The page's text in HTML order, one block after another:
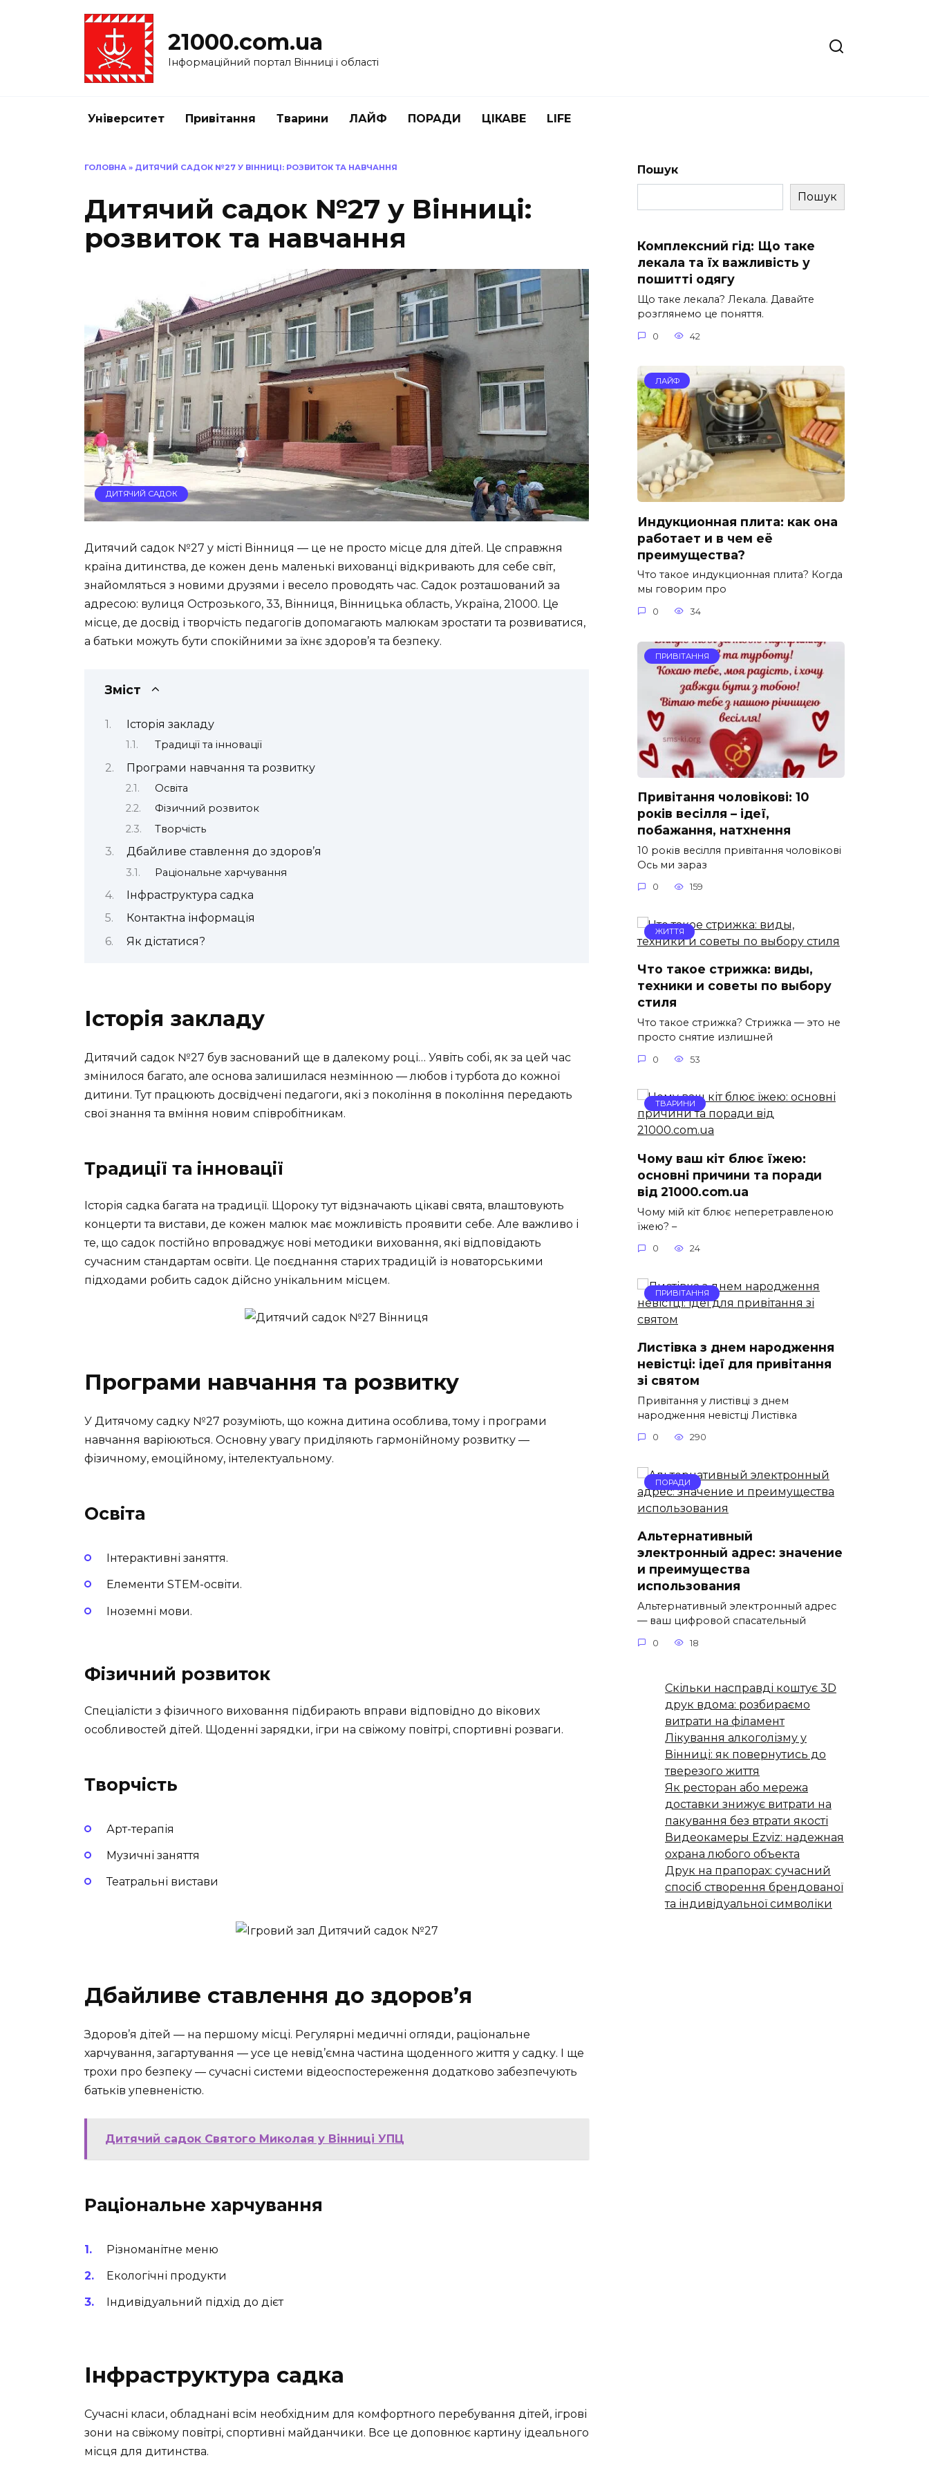
21000.com.ua
Інформаційний портал Вінниці і області
Університет Привітання Тварини ЛАЙФ ПОРАДИ ЦІКАВЕ LIFE
ГОЛОВНА » ДИТЯЧИЙ САДОК №27 У ВІННИЦІ: РОЗВИТОК ТА НАВЧАННЯ
Дитячий садок №27 у Вінниці:
розвиток та навчання
ДИТЯЧИЙ САДОК
Дитячий садок №27 у місті Вінниця — це не просто місце для дітей. Це справжня
країна дитинства, де кожен день маленькі вихованці відкривають для себе світ,
знайомляться з новими друзями і весело проводять час. Садок розташований за
адресою: вулиця Острозького, 33, Вінниця, Вінницька область, Україна, 21000. Це
місце, де досвід і творчість педагогів допомагають малюкам зростати та розвиватися,
а батьки можуть бути спокійними за їхнє здоров’я та безпеку.
Зміст
Історія закладу
Традиції та інновації
Програми навчання та розвитку
Освіта
Фізичний розвиток
Творчість
Дбайливе ставлення до здоров’я
Раціональне харчування
Інфраструктура садка
Контактна інформація
Як дістатися?
Історія закладу
Дитячий садок №27 був заснований ще в далекому році… Уявіть собі, як за цей час
змінилося багато, але основа залишилася незмінною — любов і турбота до кожної
дитини. Тут працюють досвідчені педагоги, які з покоління в покоління передають
свої знання та вміння новим співробітникам.
Традиції та інновації
Історія садка багата на традиції. Щороку тут відзначають цікаві свята, влаштовують
концерти та вистави, де кожен малюк має можливість проявити себе. Але важливо і
те, що садок постійно впроваджує нові методики виховання, які відповідають
сучасним стандартам освіти. Це поєднання старих традицій із новаторськими
підходами робить садок дійсно унікальним місцем.
Програми навчання та розвитку
У Дитячому садку №27 розуміють, що кожна дитина особлива, тому і програми
навчання варіюються. Основну увагу приділяють гармонійному розвитку —
фізичному, емоційному, інтелектуальному.
Освіта
Інтерактивні заняття.
Елементи STEM-освіти.
Іноземні мови.
Фізичний розвиток
Спеціалісти з фізичного виховання підбирають вправи відповідно до вікових
особливостей дітей. Щоденні зарядки, ігри на свіжому повітрі, спортивні розваги.
Творчість
Арт-терапія
Музичні заняття
Театральні вистави
Дбайливе ставлення до здоров’я
Здоров’я дітей — на першому місці. Регулярні медичні огляди, раціональне
харчування, загартування — усе це невід’ємна частина щоденного життя у садку. І ще
трохи про безпеку — сучасні системи відеоспостереження додатково забезпечують
батьків упевненістю.
Дитячий садок Святого Миколая у Вінниці УПЦ
Раціональне харчування
Різноманітне меню
Екологічні продукти
Індивідуальний підхід до дієт
Інфраструктура садка
Сучасні класи, обладнані всім необхідним для комфортного перебування дітей, ігрові
зони на свіжому повітрі, спортивні майданчики. Все це доповнює картину ідеального
місця для дитинства.
Пошук
Пошук
Комплексний гід: Що таке
лекала та їх важливість у
пошитті одягу
Що таке лекала? Лекала. Давайте
розглянемо це поняття.
0 42
ЛАЙФ
Индукционная плита: как она
работает и в чем её
преимущества?
Что такое индукционная плита? Когда
мы говорим про
0 34
ПРИВІТАННЯ
Привітання чоловікові: 10
років весілля – ідеї,
побажання, натхнення
10 років весілля привітання чоловікові
Ось ми зараз
0 159
ЖИТТЯ
Что такое стрижка: виды,
техники и советы по выбору
стиля
Что такое стрижка? Стрижка — это не
просто снятие излишней
0 53
ТВАРИНИ
Чому ваш кіт блює їжею:
основні причини та поради
від 21000.com.ua
Чому мій кіт блює неперетравленою
їжею? –
0 24
ПРИВІТАННЯ
Листівка з днем народження
невістці: ідеї для привітання
зі святом
Привітання у листівці з днем
народження невістці Листівка
0 290
ПОРАДИ
Альтернативный
электронный адрес: значение
и преимущества
использования
Альтернативный электронный адрес
— ваш цифровой спасательный
0 18
Скільки насправді коштує 3D
друк вдома: розбираємо
витрати на філамент
Лікування алкоголізму у
Вінниці: як повернутись до
тверезого життя
Як ресторан або мережа
доставки знижує витрати на
пакування без втрати якості
Видеокамеры Ezviz: надежная
охрана любого объекта
Друк на прапорах: сучасний
спосіб створення брендованої
та індивідуальної символіки